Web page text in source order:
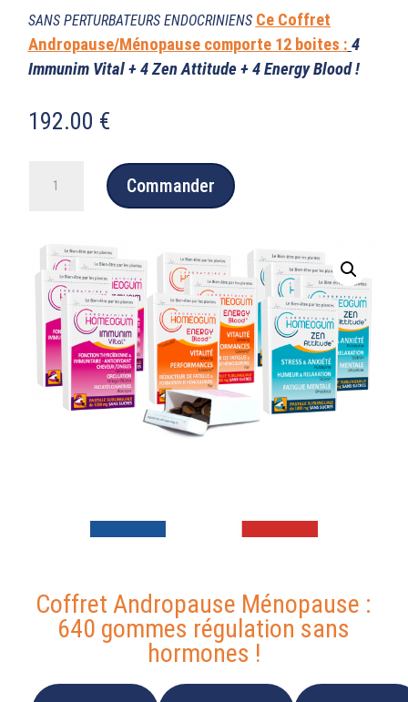
SANS PERTURBATEURS ENDOCRINIENS Ce Coffret
Andropause/Ménopause comporte 12 boites : 4
Immunim Vital + 4 Zen Attitude + 4 Energy Blood !
192.00 €
ANDROPAUSE/MENOPAUSE
640
gommes
régulation
sans
hormones
Commander
Coffret Andropause Ménopause :
640 gommes régulation sans
hormones !